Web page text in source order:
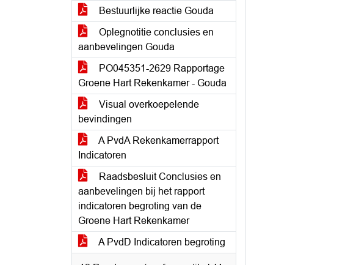
Bestuurlijke reactie Gouda
Oplegnotitie conclusies en
aanbevelingen Gouda
PO045351-2629 Rapportage
Groene Hart Rekenkamer - Gouda
Visual overkoepelende
bevindingen
A PvdA Rekenkamerrapport
Indicatoren
Raadsbesluit Conclusies en
aanbevelingen bij het rapport
indicatoren begroting van de
Groene Hart Rekenkamer
A PvdD Indicatoren begroting